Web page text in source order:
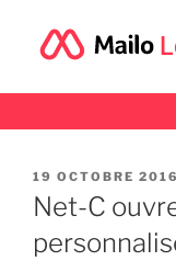
PUBLIÉ
LE
19 OCTOBRE 2016
Net-C